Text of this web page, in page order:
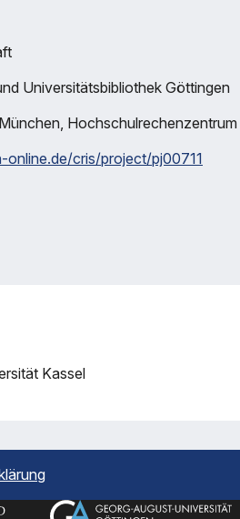
Universitätsbibliothek Göttingen
cris/project/pj00711
Kassel